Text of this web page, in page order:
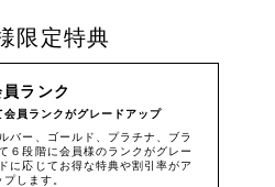
限定特典
員ランク
会員ランクがグレードアップ
バー、ゴールド、プラチナ、ブラ
６段階に会員様のランクがグレー
に応じてお得な特典や割引率がア
プします。